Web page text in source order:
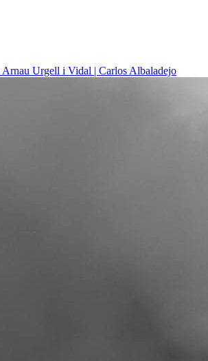
Arnau Urgell i Vidal | Carlos Albaladejo